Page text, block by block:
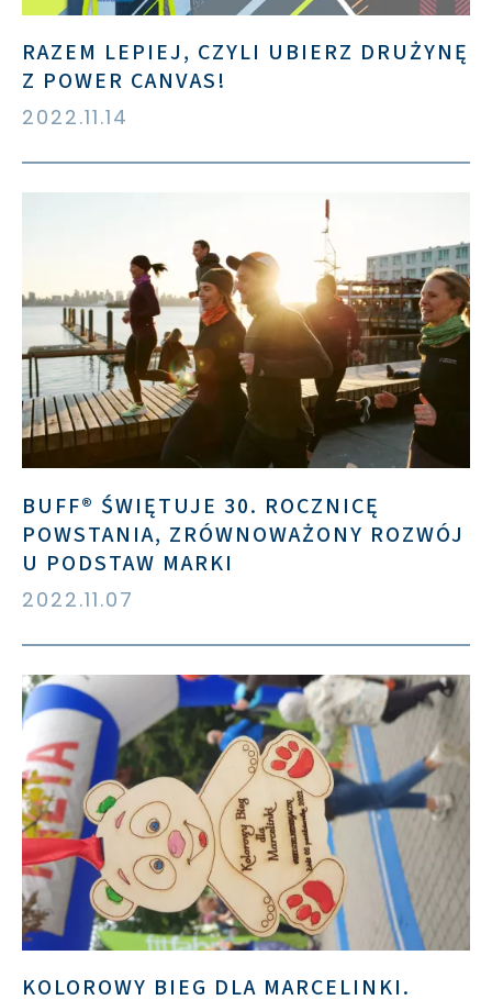
RAZEM LEPIEJ, CZYLI UBIERZ DRUŻYNĘ
Z POWER CANVAS!
2022.11.14
BUFF® ŚWIĘTUJE 30. ROCZNICĘ
POWSTANIA, ZRÓWNOWAŻONY ROZWÓJ
U PODSTAW MARKI
2022.11.07
KOLOROWY BIEG DLA MARCELINKI.